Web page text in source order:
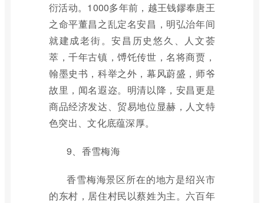
衍活动。1000多年前，越王钱鏐奉唐王
之命平董昌之乱定名安昌，明弘治年间
就建成老街。安昌历史悠久、人文荟
萃，千年古镇，馎饦传世，名将商贾，
翰墨史书，科举之外，幕风蔚盛，师爷
故里，闻名遐迩。明清以降，安昌更是
商品经济发达、贸易地位显赫，人文特
色突出、文化底蕴深厚。
9、香雪梅海
香雪梅海景区所在的地方是绍兴市
的东村，居住村民以蔡姓为主。六百年